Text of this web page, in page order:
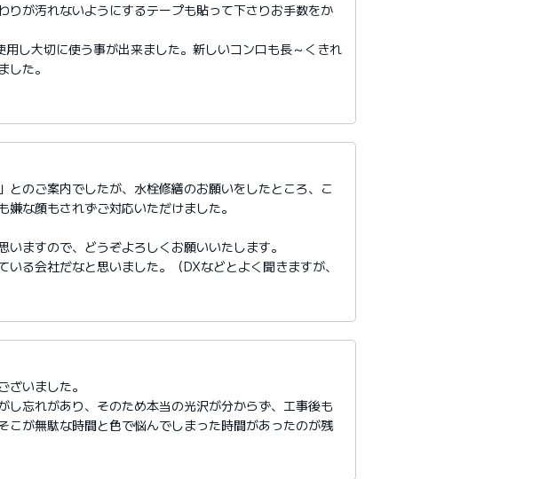
が汚れないようにするテープも貼って下さりお手数をか
し大切に使う事が出来ました。新しいコンロも長～くきれ
した。
とのご案内でしたが、水栓修繕のお願いをしたところ、こ
な顔もされずご対応いただけました。
ますので、どうぞよろしくお願いいたします。
る会社だなと思いました。（DXなどとよく聞きますが、
いました。
し忘れがあり、そのため本当の光沢が分からず、工事後も
が無駄な時間と色で悩んでしまった時間があったのが残